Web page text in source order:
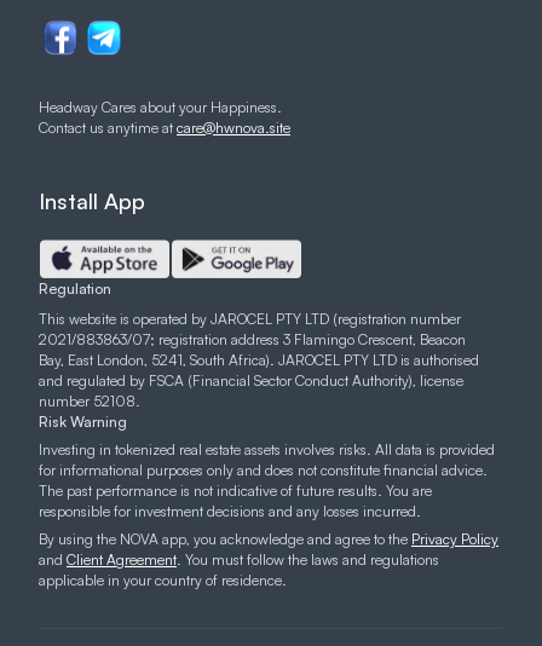
Headway Cares about your Happiness.
Contact us anytime at care@hwnova.site
Regulation
This website is operated by JAROCEL PTY LTD (registration number
2021/883863/07; registration address 3 Flamingo Crescent, Beacon
Bay, East London, 5241, South Africa). JAROCEL PTY LTD is authorised
and regulated by FSCA (Financial Sector Conduct Authority), license
number 52108.
Risk Warning
Investing in tokenized real estate assets involves risks. All data is provided
for informational purposes only and does not constitute financial advice.
The past performance is not indicative of future results. You are
responsible for investment decisions and any losses incurred.
By using the NOVA app, you acknowledge and agree to the Privacy Policy
and Client Agreement. You must follow the laws and regulations
applicable in your country of residence.
Install App